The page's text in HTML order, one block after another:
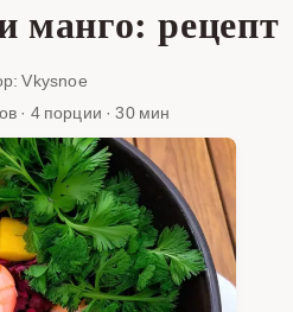
манго: рецепт
Vkysnoe
· 4 порции · 30 мин